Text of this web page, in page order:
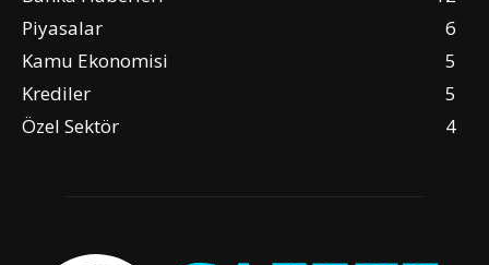
Piyasalar
6
Kamu Ekonomisi
5
Krediler
5
Özel Sektör
4